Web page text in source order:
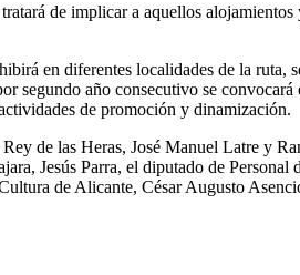
de implicar a aquellos
en diferentes localidades de la ruta,
segundo año consecutivo se
de promoción y dinamización.
de las Heras, José Manuel Latre y
Jesús Parra, el diputado de Personal
de Alicante, César Augusto